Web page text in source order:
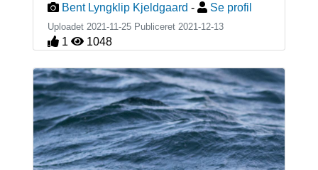
Bent Lyngklip Kjeldgaard - Se profil
Uploadet 2021-11-25 Publiceret 2021-12-13
1 1048